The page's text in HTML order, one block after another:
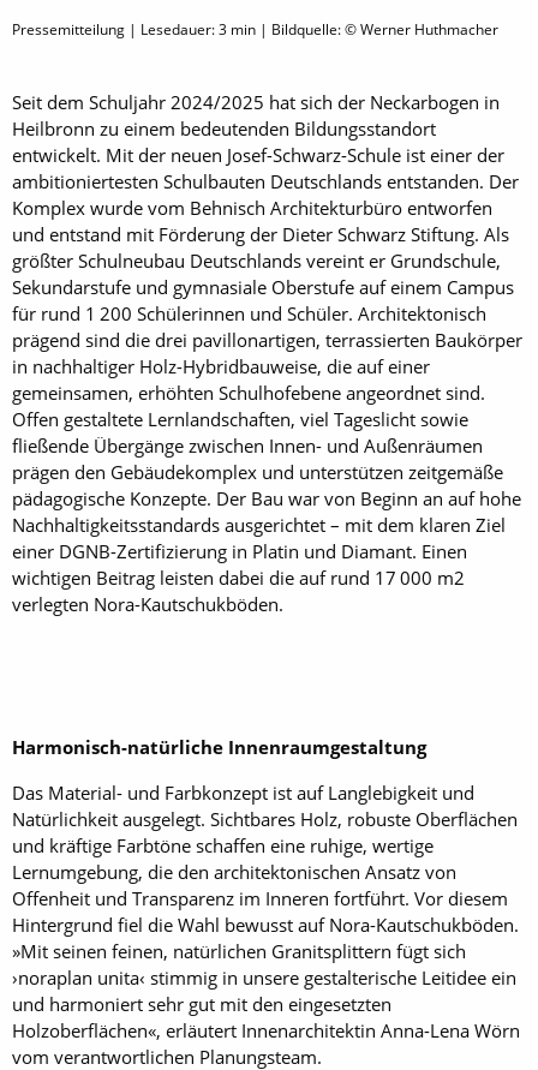
Pressemitteilung | Lesedauer:3 min | Bildquelle: © Werner Huthmacher
Seit dem Schuljahr 2024/2025 hat sich der Neckarbogen in
Heilbronn zu einem bedeutenden Bildungsstandort
entwickelt. Mit der neuen Josef-Schwarz-Schule ist einer der
ambitioniertesten Schulbauten Deutschlands entstanden. Der
Komplex wurde vom Behnisch Architekturbüro entworfen
und entstand mit Förderung der Dieter Schwarz Stiftung. Als
größter Schulneubau Deutschlands vereint er Grundschule,
Sekundarstufe und gymnasiale Oberstufe auf einem Campus
für rund 1 200 Schülerinnen und Schüler. Architektonisch
prägend sind die drei pavillonartigen, terrassierten Baukörper
in nachhaltiger Holz-Hybridbauweise, die auf einer
gemeinsamen, erhöhten Schulhofebene angeordnet sind.
Offen gestaltete Lernlandschaften, viel Tageslicht sowie
fließende Übergänge zwischen Innen- und Außenräumen
prägen den Gebäudekomplex und unterstützen zeitgemäße
pädagogische Konzepte. Der Bau war von Beginn an auf hohe
Nachhaltigkeitsstandards ausgerichtet – mit dem klaren Ziel
einer DGNB-Zertifizierung in Platin und Diamant. Einen
wichtigen Beitrag leisten dabei die auf rund 17 000 m2
verlegten Nora-Kautschukböden.
Harmonisch-natürliche Innenraumgestaltung
Das Material- und Farbkonzept ist auf Langlebigkeit und
Natürlichkeit ausgelegt. Sichtbares Holz, robuste Oberflächen
und kräftige Farbtöne schaffen eine ruhige, wertige
Lernumgebung, die den architektonischen Ansatz von
Offenheit und Transparenz im Inneren fortführt. Vor diesem
Hintergrund fiel die Wahl bewusst auf Nora-Kautschukböden.
»Mit seinen feinen, natürlichen Granitsplittern fügt sich
›noraplan unita‹ stimmig in unsere gestalterische Leitidee ein
und harmoniert sehr gut mit den eingesetzten
Holzoberflächen«, erläutert Innenarchitektin Anna-Lena Wörn
vom verantwortlichen Planungsteam.